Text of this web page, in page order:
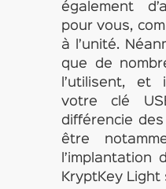
également
pour vous,
à l’unité.
que de
l’utilisent,
votre clé
différencie
être
l’implantation
KryptKey Light